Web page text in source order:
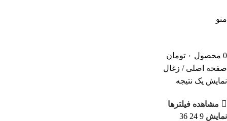
منو
0 محصول ۰ تومان
صفحه اصلی / زغال
نمایش یک نتیجه
مشاهده فیلترها
نمایش 9
24
36